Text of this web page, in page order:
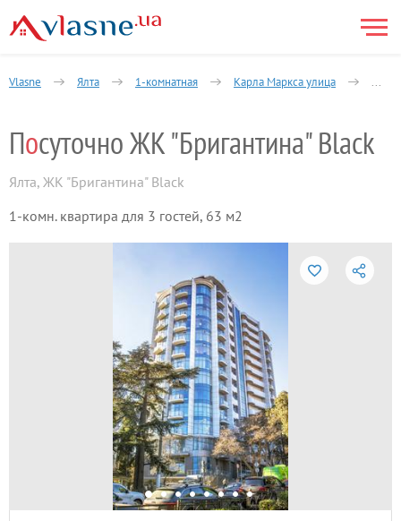
Vlasne Ялта 1-комнатная Карла Маркса улица
Посуточно ЖК "Бригантина" Black
Ялта, ЖК "Бригантина" Black
1-комн. квартира для 3 гостей, 63 м2